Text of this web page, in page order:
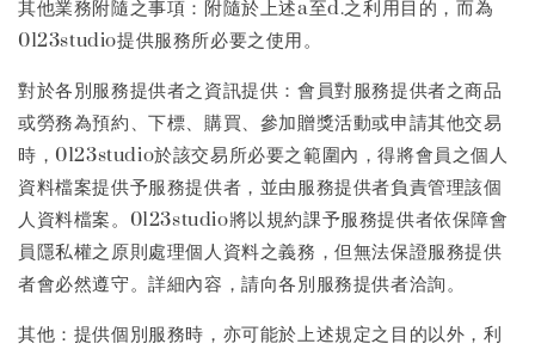
其他業務附隨之事項：附隨於上述a至d.之利用目的，而為
0123studio提供服務所必要之使用。
對於各別服務提供者之資訊提供：會員對服務提供者之商品
或勞務為預約、下標、購買、參加贈獎活動或申請其他交易
時，0123studio於該交易所必要之範圍內，得將會員之個人
資料檔案提供予服務提供者，並由服務提供者負責管理該個
人資料檔案。0123studio將以規約課予服務提供者依保障會
員隱私權之原則處理個人資料之義務，但無法保證服務提供
者會必然遵守。詳細內容，請向各別服務提供者洽詢。
其他：提供個別服務時，亦可能於上述規定之目的以外，利